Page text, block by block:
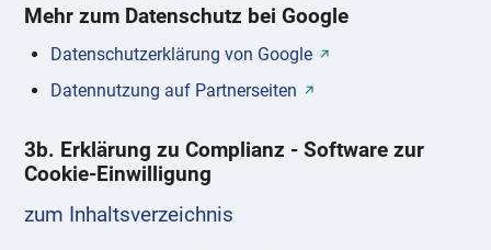
Mehr zum Datenschutz bei Google
Datenschutzerklärung von Google
Datennutzung auf Partnerseiten
3b. Erklärung zu Complianz - Software zur
Cookie-Einwilligung
zum Inhaltsverzeichnis